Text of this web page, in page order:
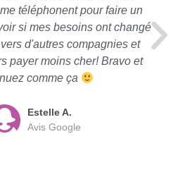
téléphonent pour faire un
si mes besoins ont changé
d'autres compagnies et
payer moins cher! Bravo et
comme ça
Estelle A.
Avis Google